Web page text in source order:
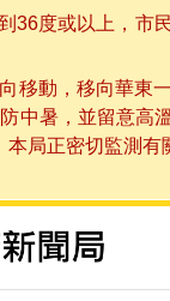
度或以上，
動，移向華
暑，並留意高
局正密切監測